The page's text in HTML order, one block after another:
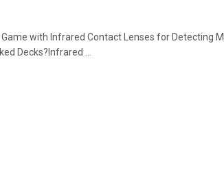
with Infrared Contact Lenses for Detecting
Decks?Infrared ...